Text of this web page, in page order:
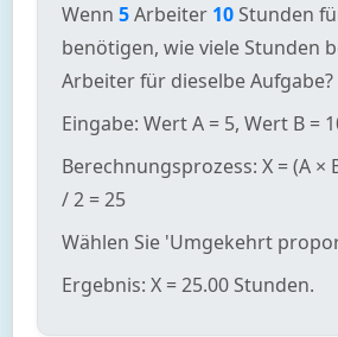
Wenn 5Arbeiter 10Stunden
benötigen, wie viele Stunden
Arbeiter für dieselbe Aufgabe?
Eingabe: Wert A = 5, Wert B =
Berechnungsprozess: X = (A ×
/ 2 = 25
Wählen Sie 'Umgekehrt
Ergebnis: X = 25.00 Stunden.